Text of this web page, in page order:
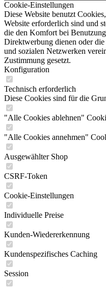
Cookie-Einstellungen
Diese Website benutzt
Website erforderlich sind und
die den Komfort bei
Direktwerbung dienen oder
und sozialen Netzwerken
Zustimmung gesetzt.
Konfiguration
Technisch erforderlich
Diese Cookies sind für die
"Alle Cookies ablehnen"
"Alle Cookies annehmen"
Ausgewählter Shop
CSRF-Token
Cookie-Einstellungen
Individuelle Preise
Kunden-Wiedererkennung
Kundenspezifisches Caching
Session